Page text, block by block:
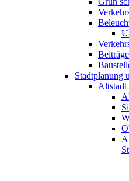
Beiträge
Stadtplanung